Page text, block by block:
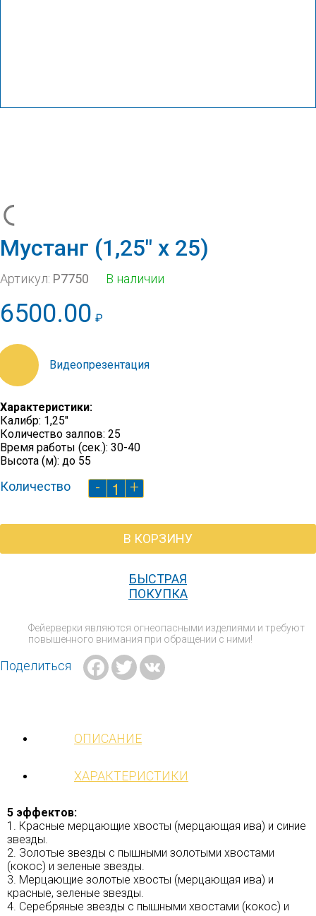
Мустанг (1,25″ х 25)
Артикул: Р7750 В наличии
6500.00 ₽
orfvideo.synology.me/20_21/P7750.mp4
Характеристики:
Калибр: 1,25″
Количество залпов: 25
Время работы (сек.): 30-40
Высота (м): до 55
Количество
Количество
Мустанг
х
- +
В КОРЗИНУ
БЫСТРАЯ
ПОКУПКА
Фейерверки являются огнеопасными изделиями и требуют
повышенного внимания при обращении с ними!
Поделиться Facebook
Twitter
ОПИСАНИЕ
ХАРАКТЕРИСТИКИ
5 эффектов:
1. Красные мерцающие хвосты (мерцающая ива) и синие
звезды.
2. Золотые звезды с пышными золотыми хвостами
(кокос) и зеленые звезды.
3. Мерцающие золотые хвосты (мерцающая ива) и
красные, зеленые звезды.
4. Серебряные звезды с пышными хвостами (кокос) и